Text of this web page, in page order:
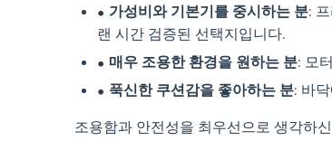
가성비와 기본기를 중시하는 분:
랜 시간 검증된 선택지입니다.
매우 조용한 환경을 원하는 분: 모
푹신한 쿠션감을 좋아하는 분: 바
조용함과 안전성을 최우선으로 생각하